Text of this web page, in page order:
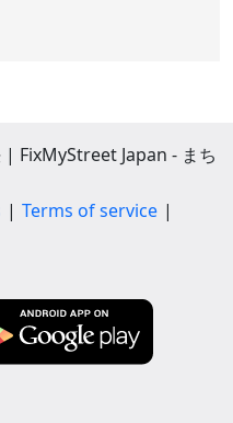
FixMyStreet Japan - まち
Terms of service